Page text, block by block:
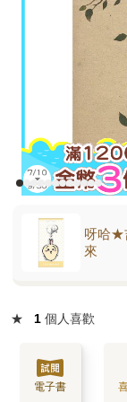
呀哈★
來
★ 1 個人喜歡
電子書